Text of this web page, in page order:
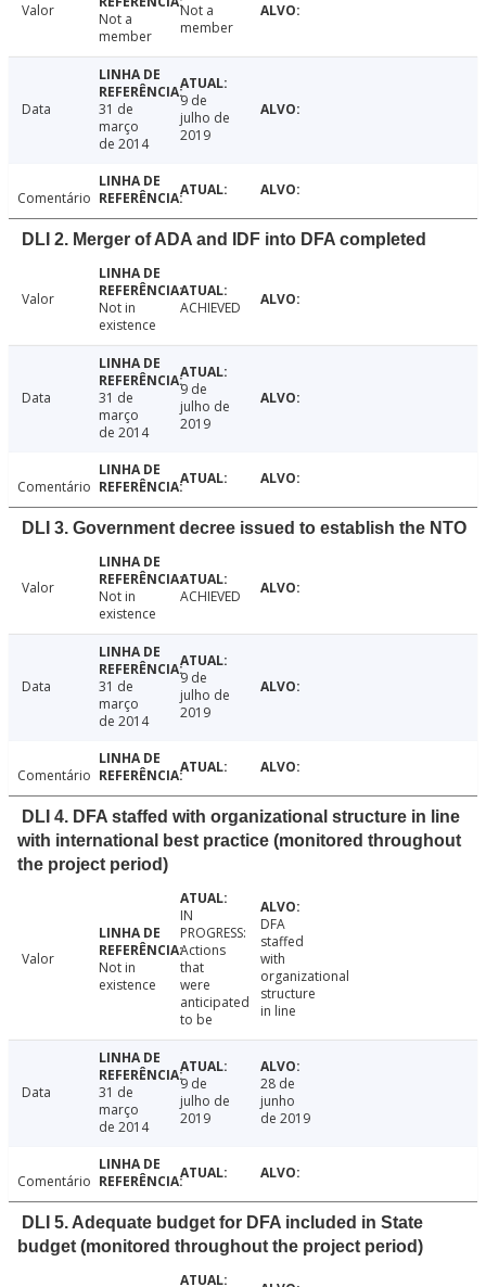
Valor
Not a
member
Not a
member
Data
31 de
março
de 2014
9 de
julho de
2019
Comentário
DLI 2. Merger of ADA and IDF into DFA completed
Valor
Not in
existence
ACHIEVED
Data
31 de
março
de 2014
9 de
julho de
2019
Comentário
DLI 3. Government decree issued to establish the NTO
Valor
Not in
existence
ACHIEVED
Data
31 de
março
de 2014
9 de
julho de
2019
Comentário
DLI 4. DFA staffed with organizational structure in line
with international best practice (monitored throughout
the project period)
Valor
Not in
existence
IN
PROGRESS:
Actions
that
were
anticipated
to be
DFA
staffed
with
organizational
structure
in line
Data
31 de
março
de 2014
9 de
julho de
2019
28 de
junho
de 2019
Comentário
DLI 5. Adequate budget for DFA included in State
budget (monitored throughout the project period)